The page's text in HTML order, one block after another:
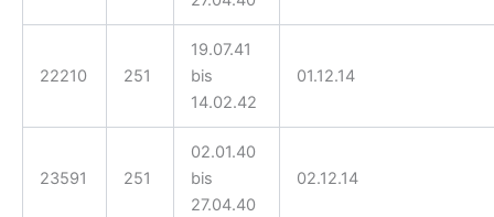
22210 251
19.07.41
bis
14.02.42
01.12.14
23591 251
02.01.40
bis
27.04.40
02.12.14